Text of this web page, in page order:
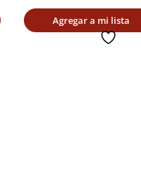
Agregar a mi lista